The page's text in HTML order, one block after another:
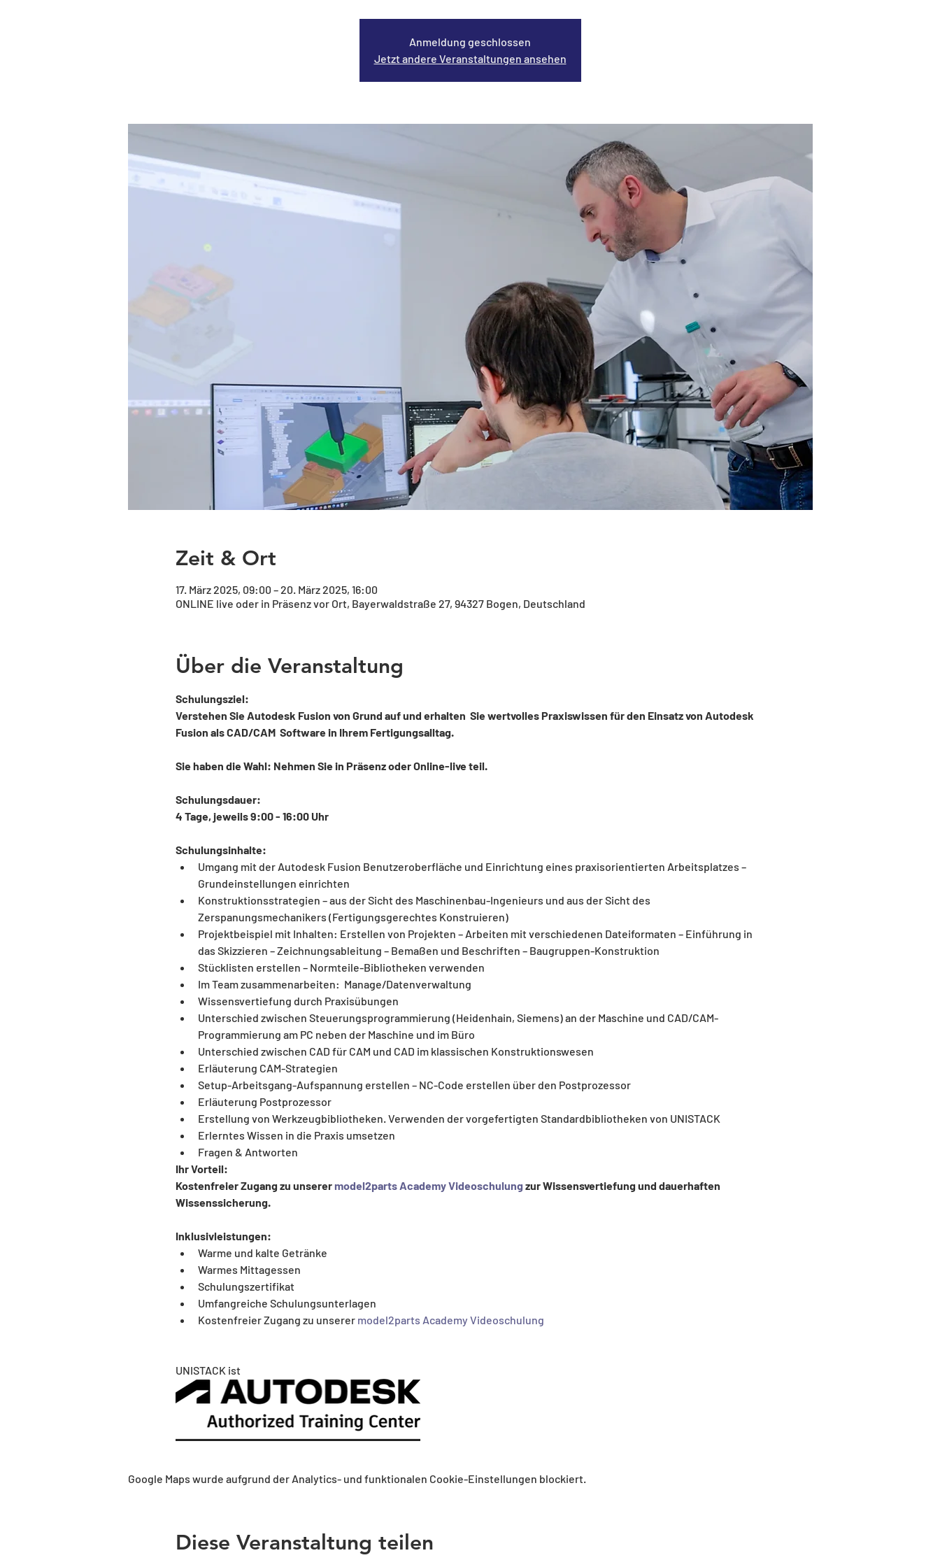
Anmeldung geschlossen
Jetzt andere Veranstaltungen ansehen
Zeit & Ort
17. März 2025, 09:00 – 20. März 2025, 16:00
ONLINE live oder in Präsenz vor Ort, Bayerwaldstraße 27, 94327 Bogen, Deutschland
Über die Veranstaltung
Schulungsziel:
Verstehen Sie Autodesk Fusion von Grund auf und erhalten  Sie wertvolles Praxiswissen für den Einsatz von Autodesk
Fusion als CAD/CAM  Software in Ihrem Fertigungsalltag.
Sie haben die Wahl: Nehmen Sie in Präsenz oder Online-live teil.
Schulungsdauer:
4 Tage, jeweils 9:00 - 16:00 Uhr
Schulungsinhalte:
Umgang mit der Autodesk Fusion Benutzeroberfläche und Einrichtung eines praxisorientierten Arbeitsplatzes –
Grundeinstellungen einrichten
Konstruktionsstrategien – aus der Sicht des Maschinenbau-Ingenieurs und aus der Sicht des
Zerspanungsmechanikers (Fertigungsgerechtes Konstruieren)
Projektbeispiel mit Inhalten: Erstellen von Projekten – Arbeiten mit verschiedenen Dateiformaten – Einführung in
das Skizzieren – Zeichnungsableitung – Bemaßen und Beschriften – Baugruppen-Konstruktion
Stücklisten erstellen – Normteile-Bibliotheken verwenden
Im Team zusammenarbeiten:  Manage/Datenverwaltung
Wissensvertiefung durch Praxisübungen
Unterschied zwischen Steuerungsprogrammierung (Heidenhain, Siemens) an der Maschine und CAD/CAM-
Programmierung am PC neben der Maschine und im Büro
Unterschied zwischen CAD für CAM und CAD im klassischen Konstruktionswesen
Erläuterung CAM-Strategien
Setup-Arbeitsgang-Aufspannung erstellen – NC-Code erstellen über den Postprozessor
Erläuterung Postprozessor
Erstellung von Werkzeugbibliotheken. Verwenden der vorgefertigten Standardbibliotheken von UNISTACK
Erlerntes Wissen in die Praxis umsetzen
Fragen & Antworten
Ihr Vorteil:
Kostenfreier Zugang zu unserer model2parts Academy Videoschulung zur Wissensvertiefung und dauerhaften
Wissenssicherung.
Inklusivleistungen:
Warme und kalte Getränke
Warmes Mittagessen
Schulungszertifikat
Umfangreiche Schulungsunterlagen
Kostenfreier Zugang zu unserer model2parts Academy Videoschulung
UNISTACK ist
Google Maps wurde aufgrund der Analytics- und funktionalen Cookie-Einstellungen blockiert.
Diese Veranstaltung teilen